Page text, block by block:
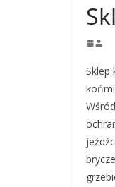
Sklep